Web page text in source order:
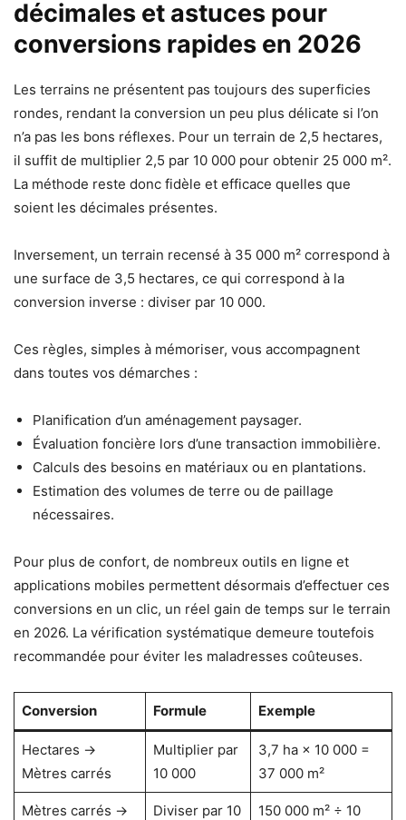
décimales et astuces pour
conversions rapides en 2026
Les terrains ne présentent pas toujours des superficies
rondes, rendant la conversion un peu plus délicate si l’on
n’a pas les bons réflexes. Pour un terrain de 2,5 hectares,
il suffit de multiplier 2,5 par 10 000 pour obtenir 25 000 m².
La méthode reste donc fidèle et efficace quelles que
soient les décimales présentes.
Inversement, un terrain recensé à 35 000 m² correspond à
une surface de 3,5 hectares, ce qui correspond à la
conversion inverse : diviser par 10 000.
Ces règles, simples à mémoriser, vous accompagnent
dans toutes vos démarches :
Planification d’un aménagement paysager.
Évaluation foncière lors d’une transaction immobilière.
Calculs des besoins en matériaux ou en plantations.
Estimation des volumes de terre ou de paillage
nécessaires.
Pour plus de confort, de nombreux outils en ligne et
applications mobiles permettent désormais d’effectuer ces
conversions en un clic, un réel gain de temps sur le terrain
en 2026. La vérification systématique demeure toutefois
recommandée pour éviter les maladresses coûteuses.
Conversion Formule Exemple
Hectares →
Mètres carrés
Multiplier par
10 000
3,7 ha × 10 000 =
37 000 m²
Mètres carrés →
Diviser par 10
150 000 m² ÷ 10